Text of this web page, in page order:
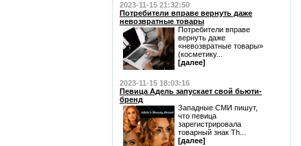
2023-11-15 21:32:50
Потребители вправе вернуть даже
невозвратные товары
Потребители вправе
вернуть даже
«невозвратные товары»
(косметику...
[далее]
2023-11-15 18:03:16
Певица Адель запускает свой бьюти-
бренд
Западные СМИ пишут,
что певица
зарегистрировала
товарный знак Th...
[далее]